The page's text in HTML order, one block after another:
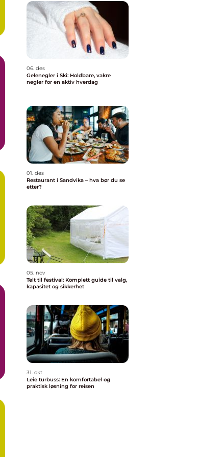
06. des
Gelenegler i Ski: Holdbare, vakre
negler for en aktiv hverdag
01. des
Restaurant i Sandvika – hva bør du se
etter?
05. nov
Telt til festival: Komplett guide til valg,
kapasitet og sikkerhet
31. okt
Leie turbuss: En komfortabel og
praktisk løsning for reisen